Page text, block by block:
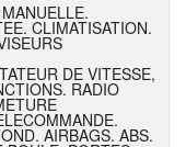
CLIMATISATION.
DE VITESSE,
RADIO
AIRBAGS. ABS.